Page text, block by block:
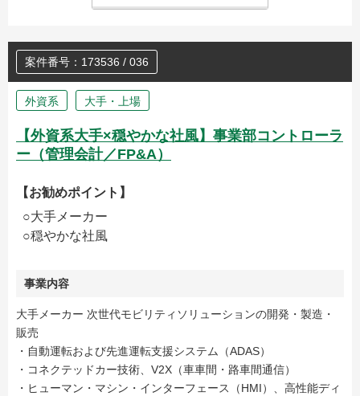
案件番号：173536 / 036
外資系 大手・上場
【外資系大手×穏やかな社風】事業部コントローラ
ー（管理会計／FP&A）
【お勧めポイント】
○大手メーカー
○穏やかな社風
事業内容
大手メーカー 次世代モビリティソリューションの開発・製造・
販売
・自動運転および先進運転支援システム（ADAS）
・コネクテッドカー技術、V2X（車車間・路車間通信）
・ヒューマン・マシン・インターフェース（HMI）、高性能ディ